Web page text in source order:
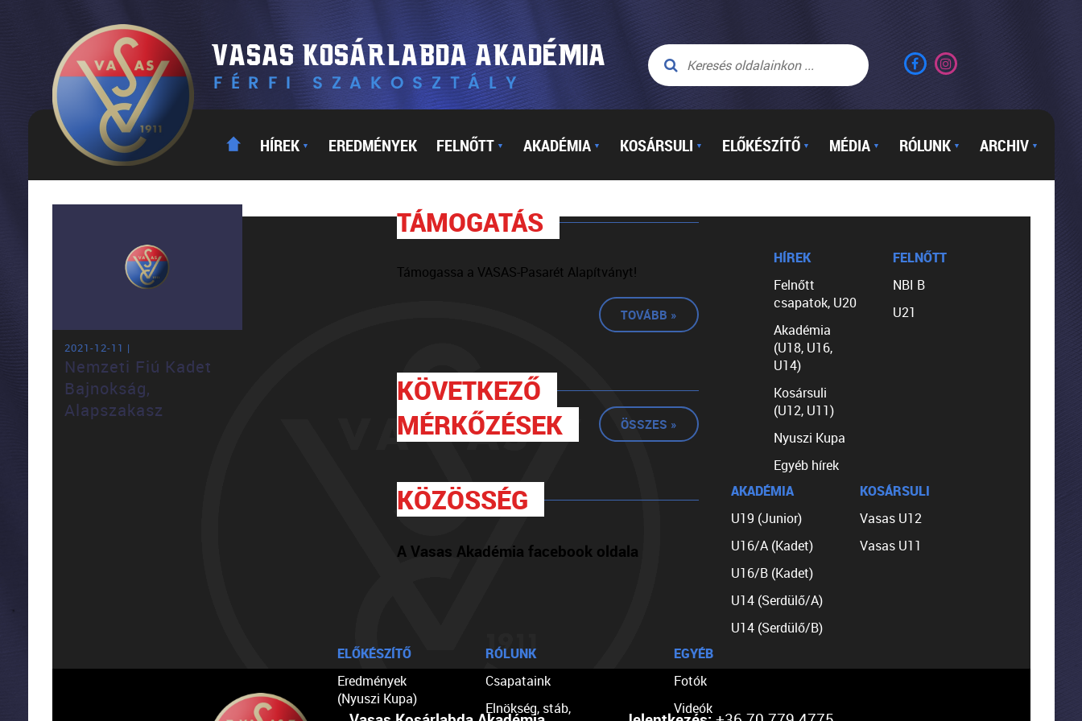
HÍREK ▼ EREDMÉNYEK FELNŐTT ▼ AKADÉMIA ▼ KOSÁRSULI ▼ ELŐKÉSZÍTŐ ▼ MÉDIA ▼ RÓLUNK ▼ ARCHIV ▼
2021-12-11 |
Nemzeti Fiú Kadet
Bajnokság,
Alapszakasz
TÁMOGATÁS
Támogassa a VASAS-Pasarét Alapítványt!
TOVÁBB »
KÖVETKEZŐ
MÉRKŐZÉSEK
ÖSSZES »
KÖZÖSSÉG
A Vasas Akadémia facebook oldala
HÍREK
Felnőtt
csapatok, U20
Akadémia
(U18, U16,
U14)
Kosársuli
(U12, U11)
Nyuszi Kupa
Egyéb hírek
FELNŐTT
NBI B
U21
AKADÉMIA
U19 (Junior)
U16/A (Kadet)
U16/B (Kadet)
U14 (Serdülő/A)
U14 (Serdülő/B)
KOSÁRSULI
Vasas U12
Vasas U11
ELŐKÉSZÍTŐ
Eredmények
(Nyuszi Kupa)
RÓLUNK
Csapataink
Elnökség, stáb,
EGYÉB
Fotók
Videók